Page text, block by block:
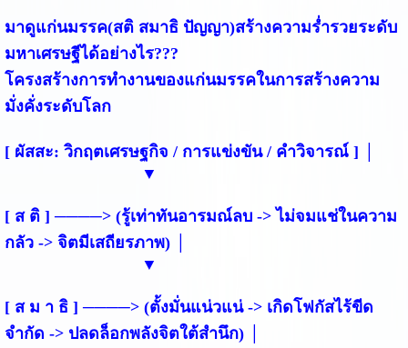
มาดูแก่นมรรค(สติ สมาธิ ปัญญา)สร้างความร่ำรวยระดับ
มหาเศรษฐีได้อย่างไร???
โครงสร้างการทำงานของแก่นมรรคในการสร้างความ
มั่งคั่งระดับโลก
[ ผัสสะ: วิกฤตเศรษฐกิจ / การแข่งขัน / คำวิจารณ์ ] │
▼
[ ส ติ ] ────> (รู้เท่าทันอารมณ์ลบ -> ไม่จมแช่ในความ
กลัว -> จิตมีเสถียรภาพ) │
▼
[ ส ม า ธิ ] ────> (ตั้งมั่นแน่วแน่ -> เกิดโฟกัสไร้ขีด
จำกัด -> ปลดล็อกพลังจิตใต้สำนึก) │